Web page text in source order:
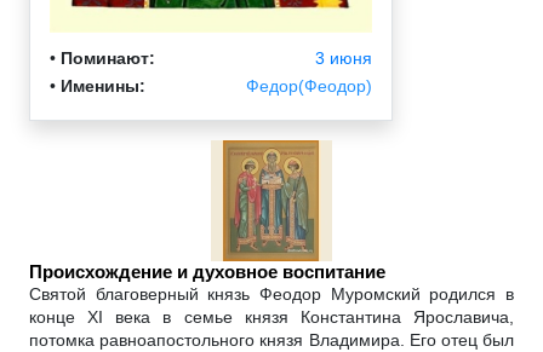
• Поминают:
3 июня
• Именины: Федор(Феодор)
Происхождение и духовное воспитание
Святой благоверный князь Феодор Муромский родился в
конце XI века в семье князя Константина Ярославича,
потомка равноапостольного князя Владимира. Его отец был